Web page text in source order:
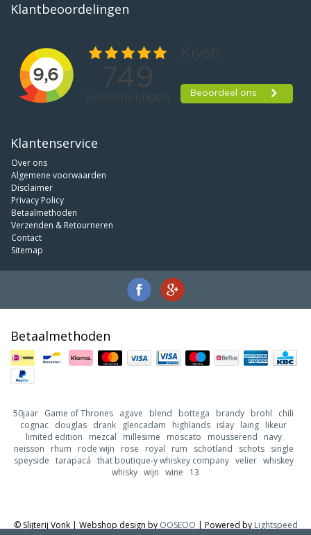
Klantbeoordelingen
Klantenservice
Over ons
Algemene voorwaarden
Disclaimer
Privacy Policy
Betaalmethoden
Verzenden & Retourneren
Contact
Sitemap
Betaalmethoden
50jaar Game of Thrones agave blend bottega brandy brohl
chili
cognac douglas drank glencadam highlands islay laing likeur
limited edition
mezcal millesime moscato mousserend
navy
neisson
rhum rode wijn rose royal rum schotland schots
single
speyside tarapacá that boutique-y whiskey company velier whiskey
whisky wijn wine 13
© Slijterij Vonk | Webshop design by OOSEOO | Powered by Lightspeed